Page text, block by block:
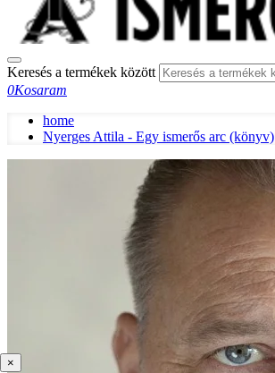
Keresés a termékek között
0Kosaram
home
Nyerges Attila - Egy ismerős arc (könyv)
×